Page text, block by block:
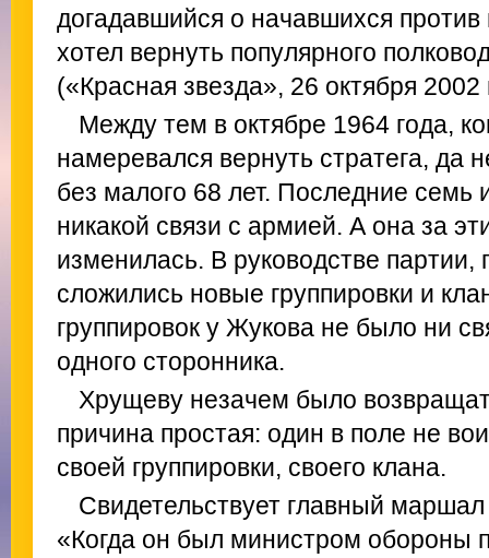
догадавшийся о начавшихся против
хотел вернуть популярного
(«Красная звезда», 26 октября 2002
Между тем в октябре 1964 года,
намеревался вернуть стратега, да
без малого 68 лет. Последние семь
никакой связи с армией. А она за
изменилась. В руководстве партии,
сложились новые группировки и
группировок у Жукова не было ни
одного сторонника.
Хрущеву незачем было
причина простая: один в поле не
своей группировки, своего клана.
Свидетельствует главный
«Когда он был министром обороны